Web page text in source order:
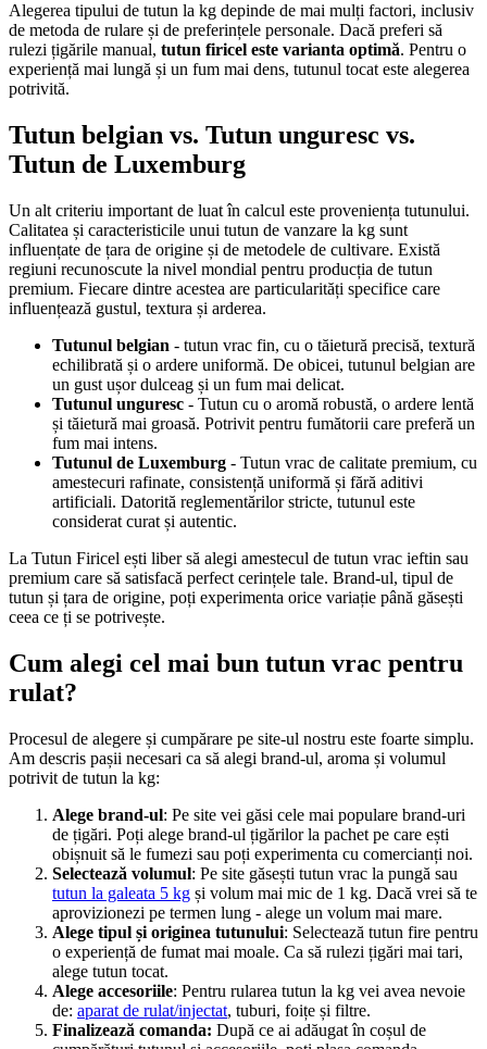
Alegerea tipului de tutun la kg depinde de mai mulți factori, inclusiv
de metoda de rulare și de preferințele personale. Dacă preferi să
rulezi țigările manual, tutun firicel este varianta optimă. Pentru o
experiență mai lungă și un fum mai dens, tutunul tocat este alegerea
potrivită.
Tutun belgian vs. Tutun unguresc vs.
Tutun de Luxemburg
Un alt criteriu important de luat în calcul este proveniența tutunului.
Calitatea și caracteristicile unui tutun de vanzare la kg sunt
influențate de țara de origine și de metodele de cultivare. Există
regiuni recunoscute la nivel mondial pentru producția de tutun
premium. Fiecare dintre acestea are particularități specifice care
influențează gustul, textura și arderea.
Tutunul belgian - tutun vrac fin, cu o tăietură precisă, textură
echilibrată și o ardere uniformă. De obicei, tutunul belgian are
un gust ușor dulceag și un fum mai delicat.
Tutunul unguresc - Tutun cu o aromă robustă, o ardere lentă
și tăietură mai groasă. Potrivit pentru fumătorii care preferă un
fum mai intens.
Tutunul de Luxemburg - Tutun vrac de calitate premium, cu
amestecuri rafinate, consistență uniformă și fără aditivi
artificiali. Datorită reglementărilor stricte, tutunul este
considerat curat și autentic.
La Tutun Firicel ești liber să alegi amestecul de tutun vrac ieftin sau
premium care să satisfacă perfect cerințele tale. Brand-ul, tipul de
tutun și țara de origine, poți experimenta orice variație până găsești
ceea ce ți se potrivește.
Cum alegi cel mai bun tutun vrac pentru
rulat?
Procesul de alegere și cumpărare pe site-ul nostru este foarte simplu.
Am descris pașii necesari ca să alegi brand-ul, aroma și volumul
potrivit de tutun la kg:
Alege brand-ul: Pe site vei găsi cele mai populare brand-uri
de țigări. Poți alege brand-ul țigărilor la pachet pe care ești
obișnuit să le fumezi sau poți experimenta cu comercianți noi.
Selectează volumul: Pe site găsești tutun vrac la pungă sau
tutun la galeata 5 kg și volum mai mic de 1 kg. Dacă vrei să te
aprovizionezi pe termen lung - alege un volum mai mare.
Alege tipul și originea tutunului: Selectează tutun fire pentru
o experiență de fumat mai moale. Ca să rulezi țigări mai tari,
alege tutun tocat.
Alege accesoriile: Pentru rularea tutun la kg vei avea nevoie
de: aparat de rulat/injectat, tuburi, foițe și filtre.
Finalizează comanda: După ce ai adăugat în coșul de